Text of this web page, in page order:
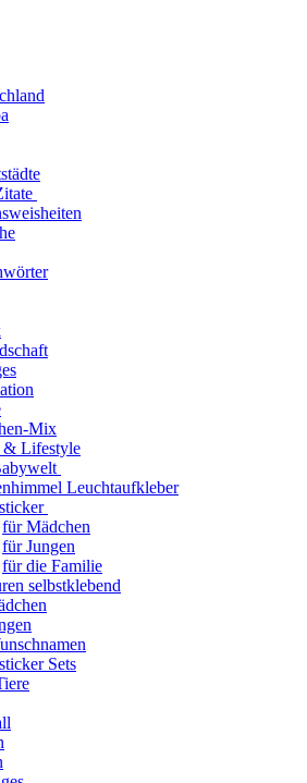
Mix
& Lifestyle
Leuchtaufkleber
für Mädchen
für Jungen
für die Familie
selbstklebend
Sets